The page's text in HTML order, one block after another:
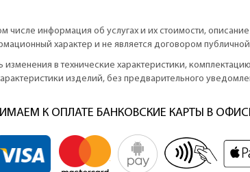
числе информация об услугах и их стоимости,
характер и не является договором
изменения в технические характеристики,
изделий, без предварительного
К ОПЛАТЕ БАНКОВСКИЕ КАРТЫ В